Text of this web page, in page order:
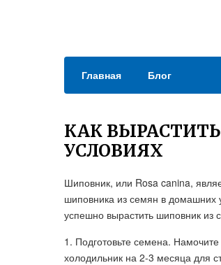
Главная Блог
КАК
УСЛОВИЯХ
Шиповник, или Rosa canina,
шиповника из семян в домашних
успешно вырастить шиповник из
1. Подготовьте семена.
холодильник на 2-3 месяца для